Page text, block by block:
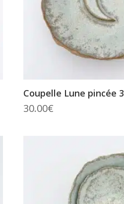
Coupelle Lune pincée 3
30.00€